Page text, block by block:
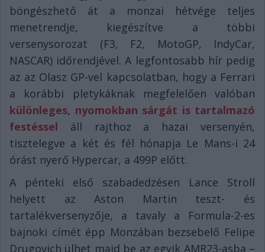
böngészhető át a monzai hétvége teljes
menetrendje, kiegészítve a többi
versenysorozat (F3, F2, MotoGP, IndyCar,
NASCAR) időrendjével. A legfontosabb hír pedig
az az Olasz GP-vel kapcsolatban, hogy a Ferrari
a korábbi pletykáknak megfelelően valóban
különleges, nyomokban sárgát is tartalmazó
festéssel áll rajthoz a hazai versenyén,
tisztelegve a két és fél hónapja Le Mans-i 24
órást nyerő Hypercar, a 499P előtt.
A pénteki első szabadedzésen Lance Stroll
helyett az Aston Martin teszt- és
tartalékversenyzője, a tavaly a Formula-2-es
bajnoki címét épp Monzában bezsebelő Felipe
Drugovich ülhet majd be az egyik AMR23-asba –